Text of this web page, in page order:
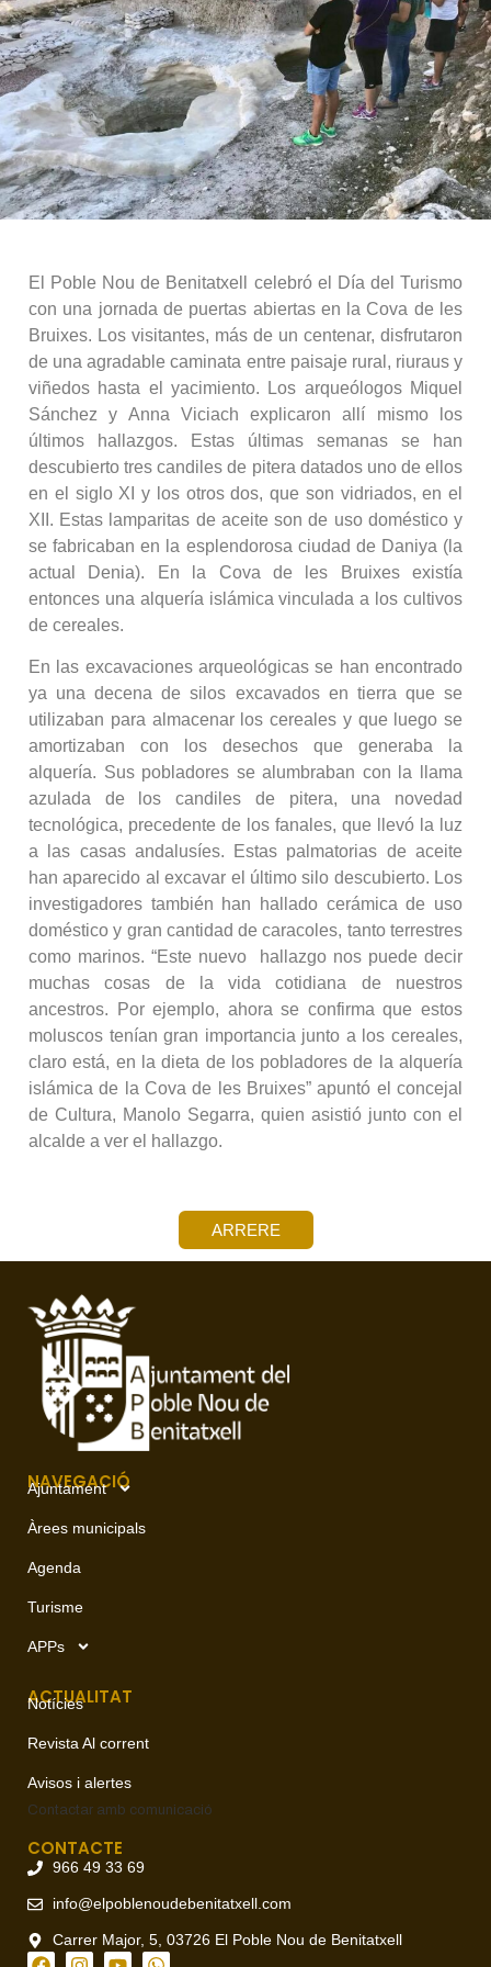
El Poble Nou de Benitatxell celebró el Día del Turismo
con una jornada de puertas abiertas en la Cova de les
Bruixes. Los visitantes, más de un centenar, disfrutaron
de una agradable caminata entre paisaje rural, riuraus y
viñedos hasta el yacimiento. Los arqueólogos Miquel
Sánchez y Anna Viciach explicaron allí mismo los
últimos hallazgos. Estas últimas semanas se han
descubierto tres candiles de pitera datados uno de ellos
en el siglo XI y los otros dos, que son vidriados, en el
XII. Estas lamparitas de aceite son de uso doméstico y
se fabricaban en la esplendorosa ciudad de Daniya (la
actual Denia). En la Cova de les Bruixes existía
entonces una alquería islámica vinculada a los cultivos
de cereales.
En las excavaciones arqueológicas se han encontrado
ya una decena de silos excavados en tierra que se
utilizaban para almacenar los cereales y que luego se
amortizaban con los desechos que generaba la
alquería. Sus pobladores se alumbraban con la llama
azulada de los candiles de pitera, una novedad
tecnológica, precedente de los fanales, que llevó la luz
a las casas andalusíes. Estas palmatorias de aceite
han aparecido al excavar el último silo descubierto. Los
investigadores también han hallado cerámica de uso
doméstico y gran cantidad de caracoles, tanto terrestres
como marinos. “Este nuevo hallazgo nos puede decir
muchas cosas de la vida cotidiana de nuestros
ancestros. Por ejemplo, ahora se confirma que estos
moluscos tenían gran importancia junto a los cereales,
claro está, en la dieta de los pobladores de la alquería
islámica de la Cova de les Bruixes” apuntó el concejal
de Cultura, Manolo Segarra, quien asistió junto con el
alcalde a ver el hallazgo.
ARRERE
NAVEGACIÓ
Ajuntament
Àrees municipals
Agenda
Turisme
APPs
ACTUALITAT
Notícies
Revista Al corrent
Avisos i alertes
Contactar amb comunicació
CONTACTE
966 49 33 69
info@elpoblenoudebenitatxell.com
Carrer Major, 5, 03726 El Poble Nou de Benitatxell